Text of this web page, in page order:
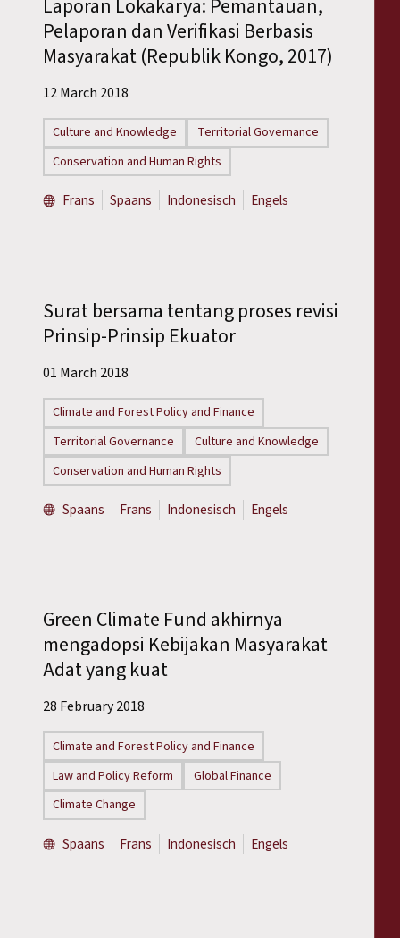
Laporan Lokakarya: Pemantauan,
Pelaporan dan Verifikasi Berbasis
Masyarakat (Republik Kongo, 2017)
12 March 2018
Culture and Knowledge
Territorial Governance
Conservation and Human Rights
Frans Spaans Indonesisch Engels
Surat bersama tentang proses revisi
Prinsip-Prinsip Ekuator
01 March 2018
Climate and Forest Policy and Finance
Territorial Governance
Culture and Knowledge
Conservation and Human Rights
Spaans Frans Indonesisch Engels
Green Climate Fund akhirnya
mengadopsi Kebijakan Masyarakat
Adat yang kuat
28 February 2018
Climate and Forest Policy and Finance
Law and Policy Reform
Global Finance
Climate Change
Spaans Frans Indonesisch Engels